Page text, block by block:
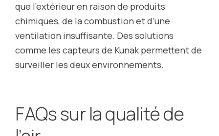
que l’extérieur en raison de produits
chimiques, de la combustion et d’une
ventilation insuffisante. Des solutions
comme les capteurs de Kunak permettent de
surveiller les deux environnements.
FAQs sur la qualité de